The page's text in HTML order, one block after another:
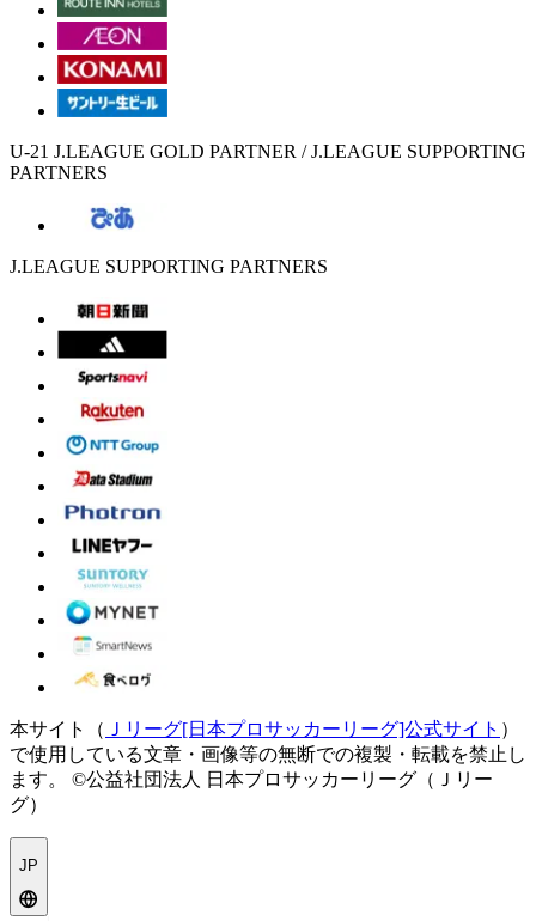
U-21 J.LEAGUE GOLD PARTNER / J.LEAGUE SUPPORTING
PARTNERS
J.LEAGUE SUPPORTING PARTNERS
本サイト（ Ｊリーグ[日本プロサッカーリーグ]公式サイト ）
で使用している文章・画像等の無断での複製・転載を禁止し
ます。
©公益社団法人 日本プロサッカーリーグ（Ｊリー
グ）
JP